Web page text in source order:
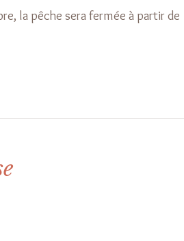
la pêche sera fermée à partir de